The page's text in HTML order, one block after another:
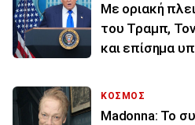
Με οριακή
του Τραμπ,
και επίσημα
ΚΟΣΜΟΣ
Madonna: Το